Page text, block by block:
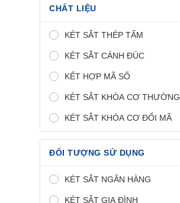
CHẤT LIỆU
KÉT SẮT THÉP TẤM
KÉT SẮT CÁNH ĐÚC
KẾT HỢP MÃ SỐ
KÉT SẮT KHÓA CƠ THƯỜNG
KÉT SẮT KHÓA CƠ ĐỔI MÃ
ĐỐI TƯỢNG SỬ DỤNG
KÉT SẮT NGÂN HÀNG
KÉT SẮT GIA ĐÌNH